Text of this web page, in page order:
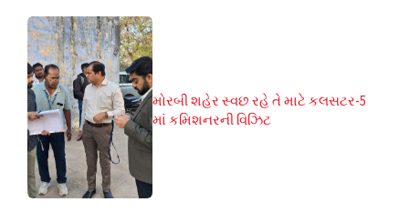
મોરબી શહેર સ્વછ રહે તે માટે કલસટર-5
માં કમિશનરની વિઝિટ